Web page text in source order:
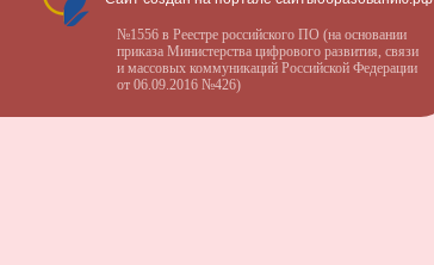
№1556 в Реестре российского ПО (на основании
приказа Министерства цифрового развития, связи
и массовых коммуникаций Российской Федерации
от 06.09.2016 №426)